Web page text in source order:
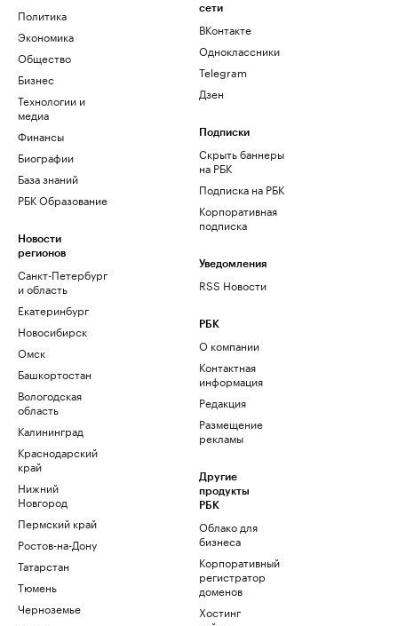
Политика
Экономика
Общество
Бизнес
Технологии и
медиа
Финансы
Биографии
База знаний
РБК Образование
Новости
регионов
Санкт-Петербург
и область
Екатеринбург
Новосибирск
Омск
Башкортостан
Вологодская
область
Калининград
Краснодарский
край
Нижний
Новгород
Пермский край
Ростов-на-Дону
Татарстан
Тюмень
Черноземье
сети
ВКонтакте
Одноклассники
Telegram
Дзен
Подписки
Скрыть баннеры
на РБК
Подписка на РБК
Корпоративная
подписка
Уведомления
RSS Новости
РБК
О компании
Контактная
информация
Редакция
Размещение
рекламы
Другие
продукты
РБК
Облако для
бизнеса
Корпоративный
регистратор
доменов
Хостинг